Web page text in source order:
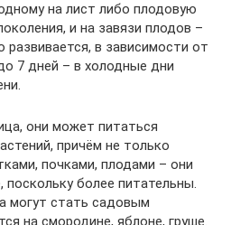
на лист либо плодовую
и на завязи плодов –
развивается, в зависимости от
7 дней – в холодные дни
они может питаться
причём не только
почками, плодами – они
более питательны.
могут стать садовым
на смородине, яблоне, груше.